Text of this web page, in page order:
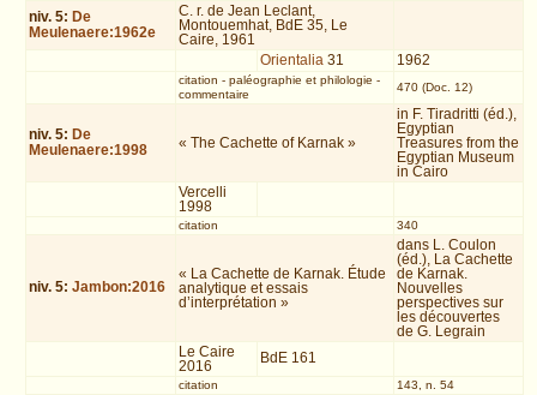
niv. 5: De
Meulenaere:1962e
C. r. de Jean Leclant,
Montouemhat, BdE 35, Le
Caire, 1961
Orientalia 31 1962
citation - paléographie et philologie -
commentaire
470 (Doc. 12)
niv. 5: De
Meulenaere:1998
« The Cachette of Karnak »
in F. Tiradritti (éd.),
Egyptian
Treasures from the
Egyptian Museum
in Cairo
Vercelli
1998
citation 340
niv. 5:Jambon:2016
« La Cachette de Karnak. Étude
analytique et essais
d’interprétation »
dans L. Coulon
(éd.), La Cachette
de Karnak.
Nouvelles
perspectives sur
les découvertes
de G. Legrain
Le Caire
2016
BdE 161
citation 143, n. 54